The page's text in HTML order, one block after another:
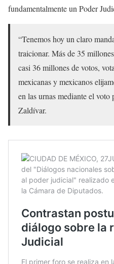
fundamentalmente un Poder
“Tenemos hoy un claro
traicionar. Más de 35
casi 36 millones de votos,
mexicanas y mexicanos
en las urnas mediante el
Zaldívar.